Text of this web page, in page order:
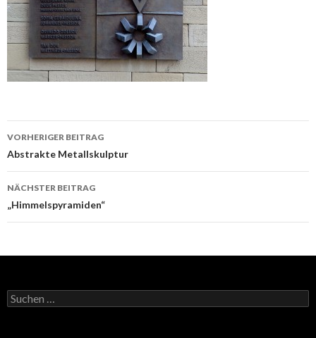
Beitrags-
Navigation
VORHERIGER BEITRAG
Abstrakte Metallskulptur
NÄCHSTER BEITRAG
„Himmelspyramiden“
Suchen
nach: